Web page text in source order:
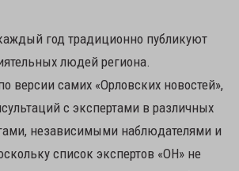
год традиционно публикуют
людей региона.
версии самих «Орловских новостей»,
с экспертами в различных
независимыми наблюдателями и
список экспертов «ОН» не